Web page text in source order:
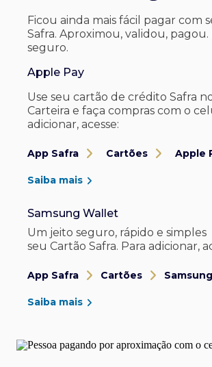
Ficou ainda mais fácil pagar com
Safra. Aproximou, validou, pagou.
seguro.
Apple Pay
Use seu cartão de crédito Safra
Carteira e faça compras com o
adicionar, acesse:
App Safra Cartões Apple
Saiba mais
Samsung Wallet
Um jeito seguro, rápido e
seu Cartão Safra. Para adicionar,
App Safra Cartões
Saiba mais